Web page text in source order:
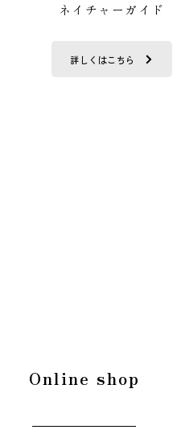
ネイチャーガイド
詳しくはこちら
Online shop